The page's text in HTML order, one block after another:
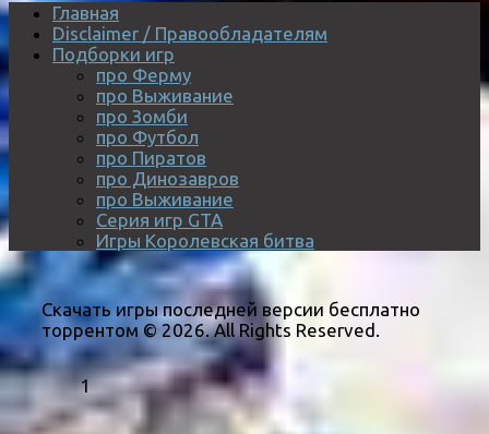
Главная
Disclaimer / Правообладателям
Подборки игр
про Ферму
про Выживание
про Зомби
про Футбол
про Пиратов
про Динозавров
про Выживание
Серия игр GTA
Игры Королевская битва
Скачать игры последней версии бесплатно
торрентом © 2026. All Rights Reserved.
1